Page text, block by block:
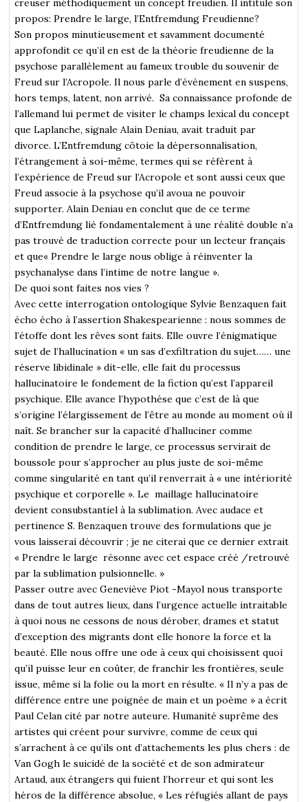
propos: Prendre le large, l’Entfremdung Freudienne?
Son propos minutieusement et savamment documenté
approfondit ce qu’il en est de la théorie freudienne de la
psychose parallèlement au fameux trouble du souvenir de
Freud sur l’Acropole. Il nous parle d’évènement en suspens,
hors temps, latent, non arrivé. Sa connaissance profonde de
l’allemand lui permet de visiter le champs lexical du concept
que Laplanche, signale Alain Deniau, avait traduit par
divorce. L’Entfremdung côtoie la dépersonnalisation,
l’étrangement à soi-même, termes qui se réfèrent à
l’expérience de Freud sur l’Acropole et sont aussi ceux que
Freud associe à la psychose qu’il avoua ne pouvoir
supporter. Alain Deniau en conclut que de ce terme
d’Entfremdung lié fondamentalement à une réalité double n’a
pas trouvé de traduction correcte pour un lecteur français
et que« Prendre le large nous oblige à réinventer la
psychanalyse dans l’intime de notre langue ».
De quoi sont faites nos vies ?
Avec cette interrogation ontologique Sylvie Benzaquen fait
écho écho à l’assertion Shakespearienne : nous sommes de
l’étoffe dont les rêves sont faits. Elle ouvre l’énigmatique
sujet de l’hallucination « un sas d’exfiltration du sujet…… une
réserve libidinale » dit-elle, elle fait du processus
hallucinatoire le fondement de la fiction qu’est l’appareil
psychique. Elle avance l’hypothèse que c’est de là que
s’origine l’élargissement de l’être au monde au moment où il
naît. Se brancher sur la capacité d’halluciner comme
condition de prendre le large, ce processus servirait de
boussole pour s’approcher au plus juste de soi-même
comme singularité en tant qu’il renverrait à « une intériorité
psychique et corporelle ». Le maillage hallucinatoire
devient consubstantiel à la sublimation. Avec audace et
pertinence S. Benzaquen trouve des formulations que je
vous laisserai découvrir ; je ne citerai que ce dernier extrait
« Prendre le large résonne avec cet espace créé /retrouvé
par la sublimation pulsionnelle. »
Passer outre avec Geneviève Piot -Mayol nous transporte
dans de tout autres lieux, dans l’urgence actuelle intraitable
à quoi nous ne cessons de nous dérober, drames et statut
d’exception des migrants dont elle honore la force et la
beauté. Elle nous offre une ode à ceux qui choisissent quoi
qu’il puisse leur en coûter, de franchir les frontières, seule
issue, même si la folie ou la mort en résulte. « Il n’y a pas de
différence entre une poignée de main et un poème » a écrit
Paul Celan cité par notre auteure. Humanité suprême des
artistes qui créent pour survivre, comme de ceux qui
s’arrachent à ce qu’ils ont d’attachements les plus chers : de
Van Gogh le suicidé de la société et de son admirateur
Artaud, aux étrangers qui fuient l’horreur et qui sont les
héros de la différence absolue, « Les réfugiés allant de pays